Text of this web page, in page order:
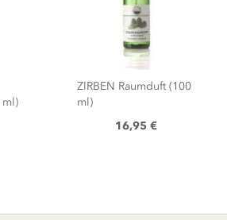
ml)
ZIRBEN Raumduft (100
ml)
16,95 €